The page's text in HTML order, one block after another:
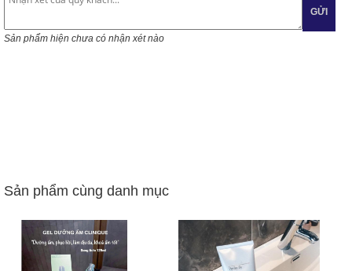
GỬI
Sản phẩm hiện chưa có nhận xét nào
Sản phẩm cùng danh mục